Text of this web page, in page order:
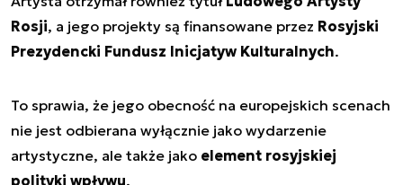
Rosji, a jego projekty są finansowane przez Rosyjski
Prezydencki Fundusz Inicjatyw Kulturalnych.
To sprawia, że jego obecność na europejskich scenach
nie jest odbierana wyłącznie jako wydarzenie
artystyczne, ale także jako element rosyjskiej
polityki wpływu.